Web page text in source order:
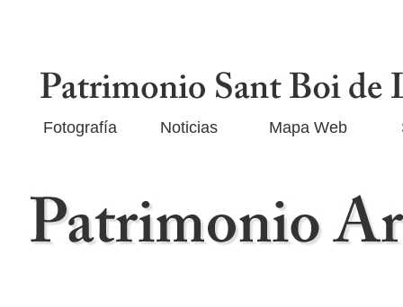
Fotografía Noticias Mapa Web